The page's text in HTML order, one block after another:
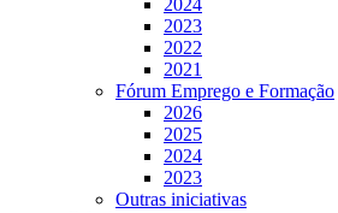
2023
2022
2021
Fórum Emprego e Formação
2026
2025
2024
2023
Outras iniciativas